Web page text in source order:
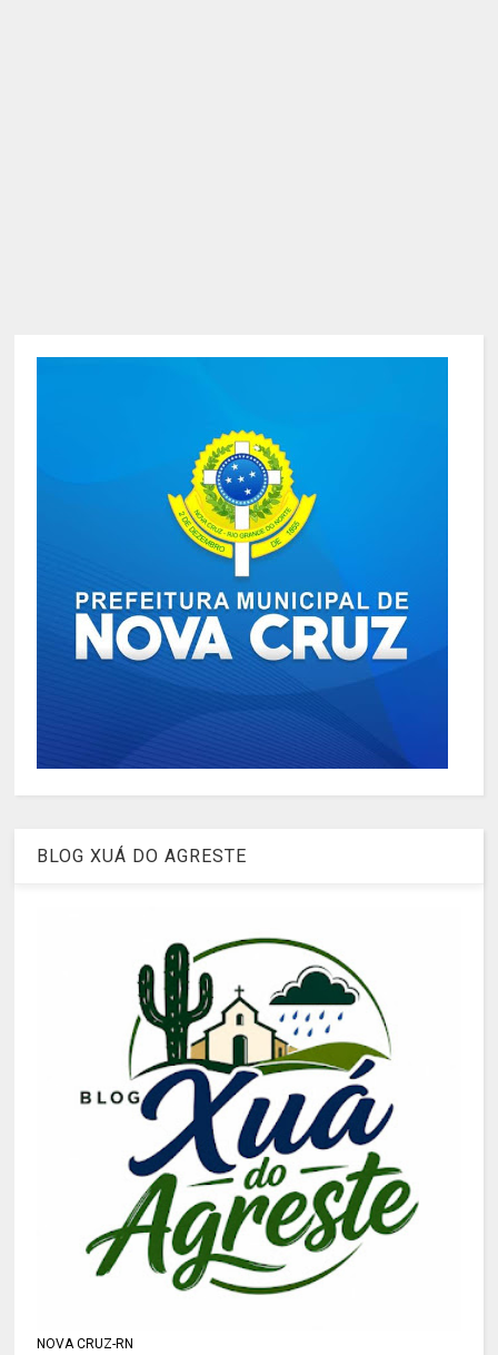
BLOG XUÁ DO AGRESTE
NOVA CRUZ-RN